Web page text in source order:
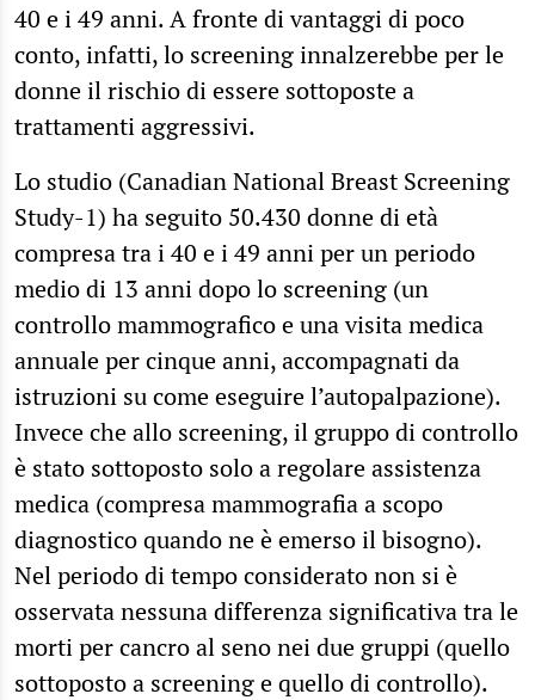
40 e i 49 anni. A fronte di vantaggi di poco
conto, infatti, lo screening innalzerebbe per le
donne il rischio di essere sottoposte a
trattamenti aggressivi.
Lo studio (Canadian National Breast Screening
Study-1) ha seguito 50.430 donne di età
compresa tra i 40 e i 49 anni per un periodo
medio di 13 anni dopo lo screening (un
controllo mammografico e una visita medica
annuale per cinque anni, accompagnati da
istruzioni su come eseguire l’autopalpazione).
Invece che allo screening, il gruppo di controllo
è stato sottoposto solo a regolare assistenza
medica (compresa mammografia a scopo
diagnostico quando ne è emerso il bisogno).
Nel periodo di tempo considerato non si è
osservata nessuna differenza significativa tra le
morti per cancro al seno nei due gruppi (quello
sottoposto a screening e quello di controllo).